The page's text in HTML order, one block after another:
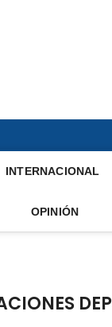
INTERNACIONAL
OPINIÓN